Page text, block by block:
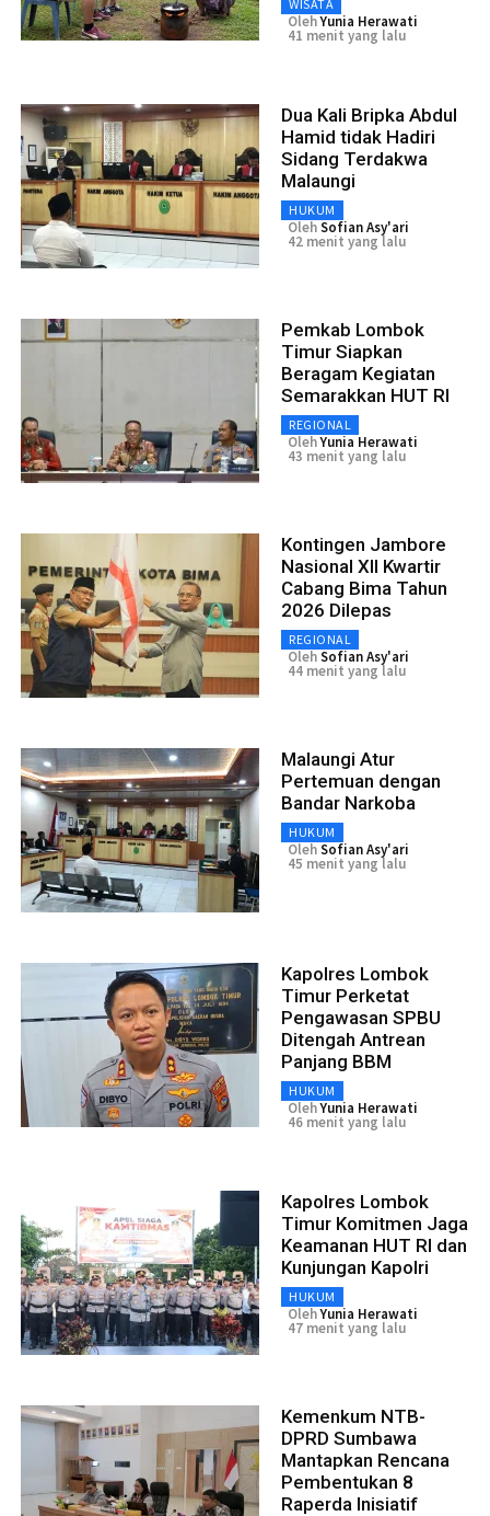
WISATA
OlehYunia Herawati
41 menit yang lalu
Dua Kali Bripka Abdul
Hamid tidak Hadiri
Sidang Terdakwa
Malaungi
HUKUM
OlehSofian Asy'ari
42 menit yang lalu
Pemkab Lombok
Timur Siapkan
Beragam Kegiatan
Semarakkan HUT RI
REGIONAL
OlehYunia Herawati
43 menit yang lalu
Kontingen Jambore
Nasional XII Kwartir
Cabang Bima Tahun
2026 Dilepas
REGIONAL
OlehSofian Asy'ari
44 menit yang lalu
Malaungi Atur
Pertemuan dengan
Bandar Narkoba
HUKUM
OlehSofian Asy'ari
45 menit yang lalu
Kapolres Lombok
Timur Perketat
Pengawasan SPBU
Ditengah Antrean
Panjang BBM
HUKUM
OlehYunia Herawati
46 menit yang lalu
Kapolres Lombok
Timur Komitmen Jaga
Keamanan HUT RI dan
Kunjungan Kapolri
HUKUM
OlehYunia Herawati
47 menit yang lalu
Kemenkum NTB-
DPRD Sumbawa
Mantapkan Rencana
Pembentukan 8
Raperda Inisiatif